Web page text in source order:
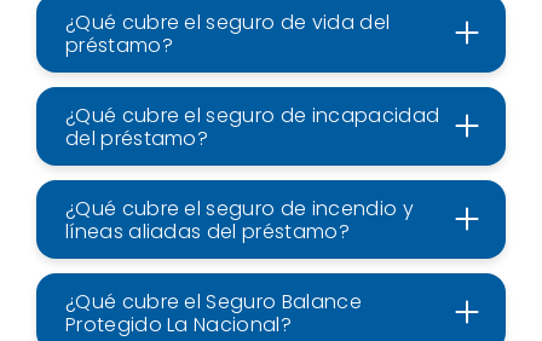
¿Qué cubre el seguro de vida del
préstamo?
¿Qué cubre el seguro de incapacidad
del préstamo?
¿Qué cubre el seguro de incendio y
líneas aliadas del préstamo?
¿Qué cubre el Seguro Balance
Protegido La Nacional?